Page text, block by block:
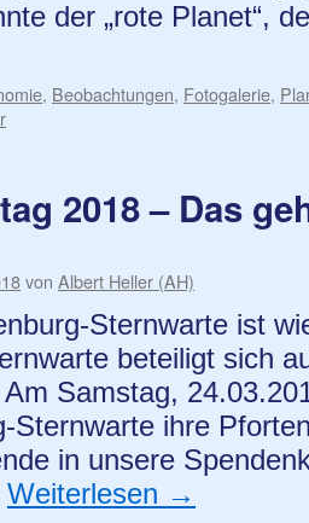
der „rote Planet“,
, Beobachtungen, Fotogalerie,
2018 – Das
von Albert Heller (AH)
Sternwarte ist
beteiligt sich
Samstag,
Sternwarte ihre
in unsere
Weiterlesen →